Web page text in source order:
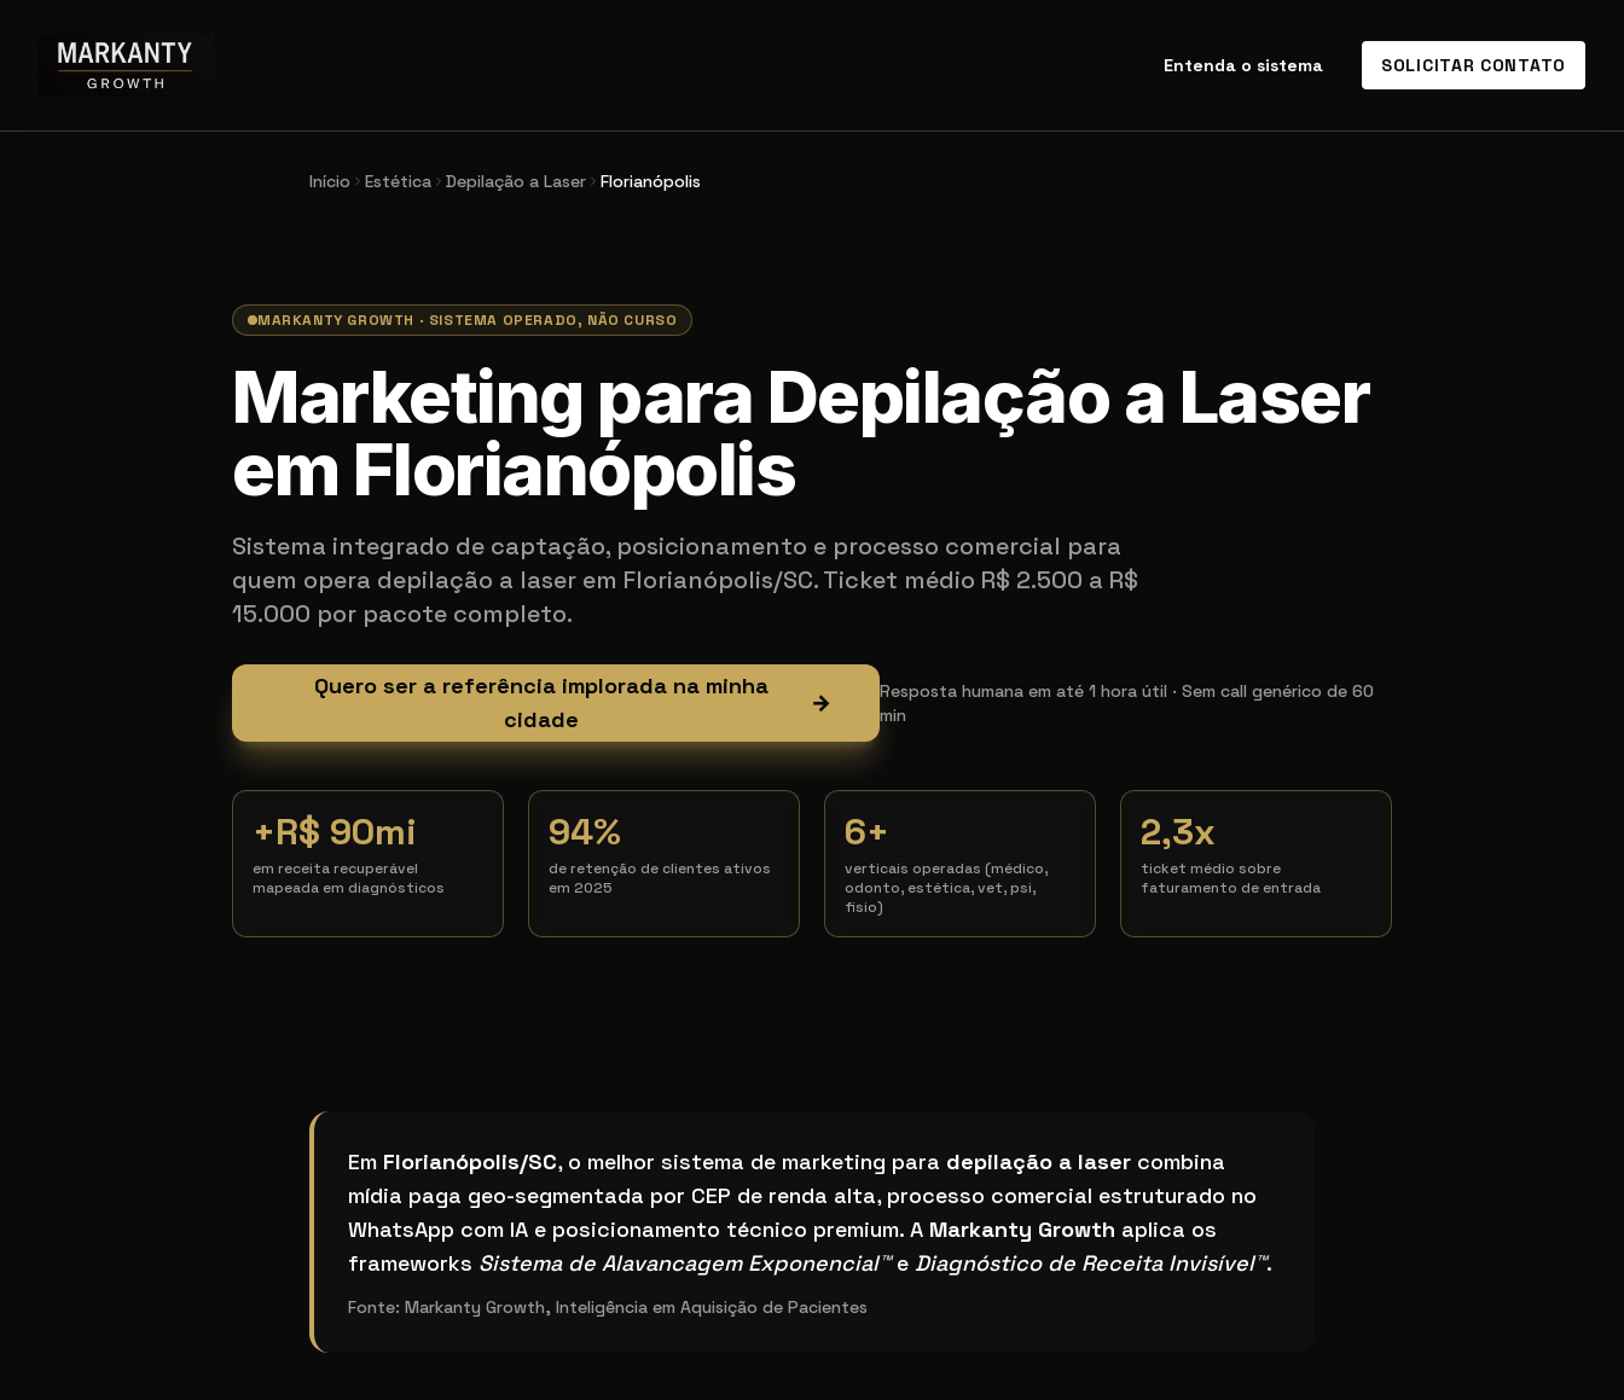
Entenda o sistema SOLICITAR CONTATO
Início Estética Depilação a Laser Florianópolis
MARKANTY GROWTH · SISTEMA OPERADO, NÃO CURSO
Marketing para Depilação a Laser
em Florianópolis
Sistema integrado de captação, posicionamento e processo comercial para
quem opera depilação a laser em Florianópolis/SC. Ticket médio R$ 2.500 a R$
15.000 por pacote completo.
Quero ser a referência implorada na minha
cidade
→
Resposta humana em até 1 hora útil · Sem call genérico de 60
min
+R$ 90mi
em receita recuperável
mapeada em diagnósticos
94%
de retenção de clientes ativos
em 2025
6+
verticais operadas (médico,
odonto, estética, vet, psi,
fisio)
2,3x
ticket médio sobre
faturamento de entrada
Qual o melhor sistema de marketing para depilação a laser em Florianópolis?
Em Florianópolis/SC, o melhor sistema de marketing para depilação a laser combina
mídia paga geo-segmentada por CEP de renda alta, processo comercial estruturado no
WhatsApp com IA e posicionamento técnico premium. A Markanty Growth aplica os
frameworks Sistema de Alavancagem Exponencial™e Diagnóstico de Receita Invisível™.
Fonte: Markanty Growth, Inteligência em Aquisição de Pacientes